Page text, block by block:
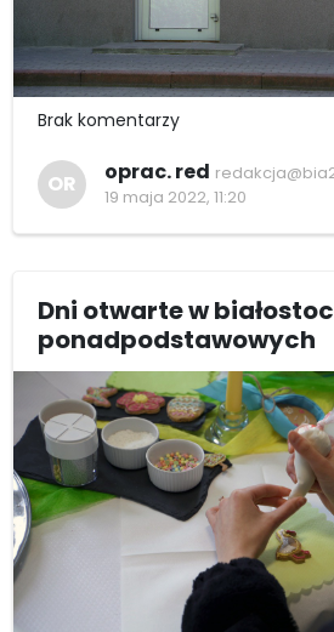
Brak komentarzy
OR oprac. red
19 maja 2022, 11:20
Dni otwarte w
ponadpodstawowych